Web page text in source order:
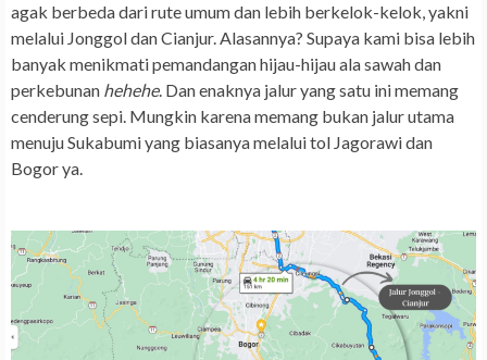
agak berbeda dari rute umum dan lebih berkelok-kelok, yakni
melalui Jonggol dan Cianjur. Alasannya? Supaya kami bisa lebih
banyak menikmati pemandangan hijau-hijau ala sawah dan
perkebunan hehehe. Dan enaknya jalur yang satu ini memang
cenderung sepi. Mungkin karena memang bukan jalur utama
menuju Sukabumi yang biasanya melalui tol Jagorawi dan
Bogor ya.